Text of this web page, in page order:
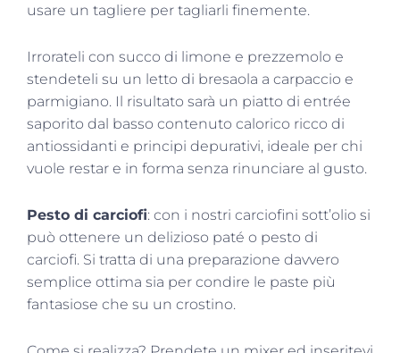
usare un tagliere per tagliarli finemente.
Irrorateli con succo di limone e prezzemolo e
stendeteli su un letto di bresaola a carpaccio e
parmigiano. Il risultato sarà un piatto di entrée
saporito dal basso contenuto calorico ricco di
antiossidanti e principi depurativi, ideale per chi
vuole restar e in forma senza rinunciare al gusto.
Pesto di carciofi: con i nostri carciofini sott’olio si
può ottenere un delizioso paté o pesto di
carciofi. Si tratta di una preparazione davvero
semplice ottima sia per condire le paste più
fantasiose che su un crostino.